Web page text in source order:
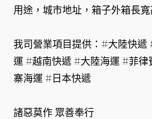
用途，城市地址，箱子外箱長寬
我司營業項目提供：#大陸快
運 #越南快遞 #大陸海運 #菲
寨海運 #日本快遞
諸惡莫作 眾善奉行